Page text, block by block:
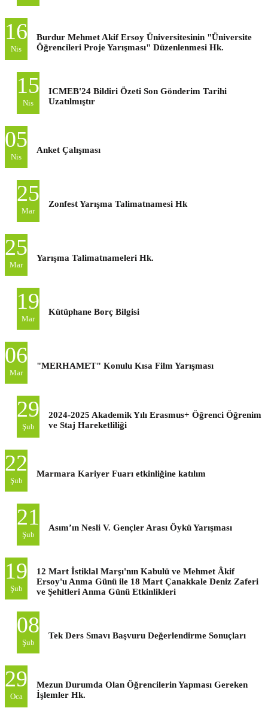
16
Nis
Burdur Mehmet Akif Ersoy Üniversitesinin "Üniversite
Öğrencileri Proje Yarışması" Düzenlenmesi Hk.
15
Nis
ICMEB'24 Bildiri Özeti Son Gönderim Tarihi
Uzatılmıştır
05
Nis
Anket Çalışması
25
Mar
Zonfest Yarışma Talimatnamesi Hk
25
Mar
Yarışma Talimatnameleri Hk.
19
Mar
Kütüphane Borç Bilgisi
06
Mar
"MERHAMET" Konulu Kısa Film Yarışması
29
Şub
2024-2025 Akademik Yılı Erasmus+ Öğrenci Öğrenim
ve Staj Hareketliliği
22
Şub
Marmara Kariyer Fuarı etkinliğine katılım
21
Şub
Asım’ın Nesli V. Gençler Arası Öykü Yarışması
19
Şub
12 Mart İstiklal Marşı'nın Kabulü ve Mehmet Âkif
Ersoy'u Anma Günü ile 18 Mart Çanakkale Deniz Zaferi
ve Şehitleri Anma Günü Etkinlikleri
08
Şub
Tek Ders Sınavı Başvuru Değerlendirme Sonuçları
29
Oca
Mezun Durumda Olan Öğrencilerin Yapması Gereken
İşlemler Hk.